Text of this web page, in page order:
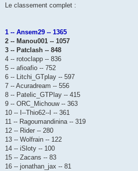
Le classement complet :
1 -- Ansem29 -- 1365
2 -- Manou001 -- 1057
3 -- Patclash -- 848
4 -- rotoclapp -- 836
5 -- afioafio -- 752
6 -- Litchi_GTplay -- 597
7 -- Acuradream -- 556
8 -- Patelic_GTPlay -- 415
9 -- ORC_Michouw -- 363
10 -- I--Thio62--I -- 361
11 -- Ragoumandinina -- 319
12 -- Rider -- 280
13 -- Wolfrain -- 122
14 -- iSloty -- 100
15 -- Zacans -- 83
16 -- jonathan_jax -- 81